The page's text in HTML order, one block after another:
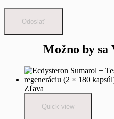
Odoslať
Možno by
Zľava
Quick view